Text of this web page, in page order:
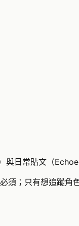
日常貼文（
須；只有想追蹤角